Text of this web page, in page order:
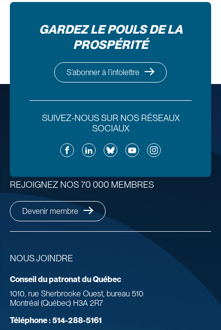
GARDEZ LE POULS DE LA
PROSPÉRITÉ
S’abonner à l’infolettre
SUIVEZ-NOUS SUR NOS RÉSEAUX
SOCIAUX
FacebookLinkedInBlueskyYouTubeInstagram
NOUS JOINDRE
Conseil du patronat du Québec
1010, rue Sherbrooke Ouest, bureau 510
Montréal (Québec) H3A 2R7
Téléphone :514-288-5161
REJOIGNEZ NOS 70 000 MEMBRES
Devenir membre